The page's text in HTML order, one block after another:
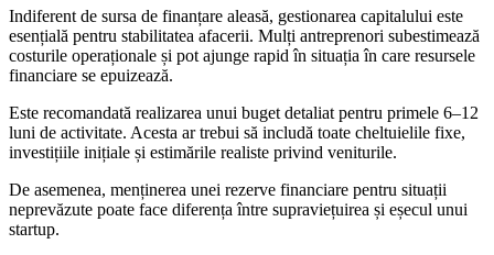
Indiferent de sursa de finanțare aleasă, gestionarea capitalului este
esențială pentru stabilitatea afacerii. Mulți antreprenori subestimează
costurile operaționale și pot ajunge rapid în situația în care resursele
financiare se epuizează.
Este recomandată realizarea unui buget detaliat pentru primele 6–12
luni de activitate. Acesta ar trebui să includă toate cheltuielile fixe,
investițiile inițiale și estimările realiste privind veniturile.
De asemenea, menținerea unei rezerve financiare pentru situații
neprevăzute poate face diferența între supraviețuirea și eșecul unui
startup.